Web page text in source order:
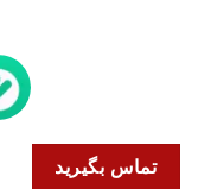
تماس بگیرید